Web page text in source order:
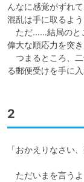
んなに感覚がずれ
混乱は手に取るよう
ただ……結局のと
偉大な順応力を突
つまるところ、
る郵便受けを手に
2
「おかえりなさい
ただいまを言うよ